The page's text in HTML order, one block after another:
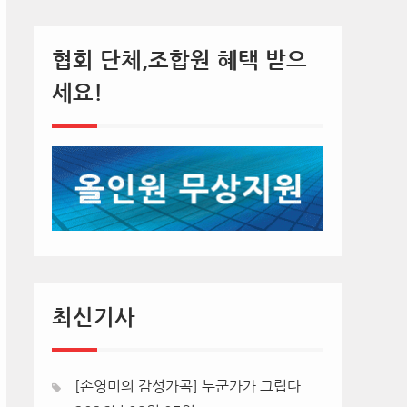
협회 단체,조합원 혜택 받으
세요!
최신기사
[손영미의 감성가곡] 누군가가 그립다